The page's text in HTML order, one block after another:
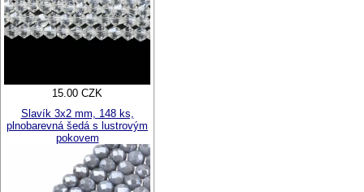
15.00 CZK
Slavík 3x2 mm, 148 ks,
plnobarevná šedá s lustrovým
pokovem